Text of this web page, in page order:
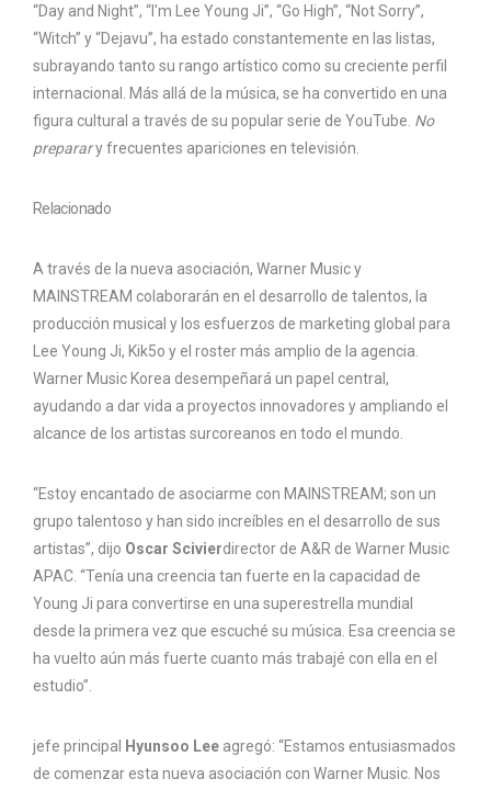
“Day and Night”, “I'm Lee Young Ji”, “Go High”, “Not Sorry”,
“Witch” y “Dejavu”, ha estado constantemente en las listas,
subrayando tanto su rango artístico como su creciente perfil
internacional. Más allá de la música, se ha convertido en una
figura cultural a través de su popular serie de YouTube. No
preparary frecuentes apariciones en televisión.
Relacionado
A través de la nueva asociación, Warner Music y
MAINSTREAM colaborarán en el desarrollo de talentos, la
producción musical y los esfuerzos de marketing global para
Lee Young Ji, Kik5o y el roster más amplio de la agencia.
Warner Music Korea desempeñará un papel central,
ayudando a dar vida a proyectos innovadores y ampliando el
alcance de los artistas surcoreanos en todo el mundo.
“Estoy encantado de asociarme con MAINSTREAM; son un
grupo talentoso y han sido increíbles en el desarrollo de sus
artistas”, dijo Oscar Scivierdirector de A&R de Warner Music
APAC. “Tenía una creencia tan fuerte en la capacidad de
Young Ji para convertirse en una superestrella mundial
desde la primera vez que escuché su música. Esa creencia se
ha vuelto aún más fuerte cuanto más trabajé con ella en el
estudio”.
jefe principal Hyunsoo Lee agregó: “Estamos entusiasmados
de comenzar esta nueva asociación con Warner Music. Nos